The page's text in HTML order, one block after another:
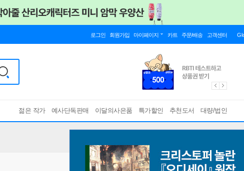
로그인 회원가입 마이페이지 카트 주문/배송 고객센터
젊은 작가 예사단독판매 이달의사은품 특가할인 추천도서 대량/법인